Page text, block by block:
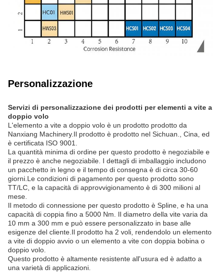
Personalizzazione
Servizi di personalizzazione dei prodotti per elementi a vite a
doppio volo
L'elemento a vite a doppio volo è un prodotto prodotto da
Nanxiang Machinery.Il prodotto è prodotto nel Sichuan., Cina, ed
è certificata ISO 9001.
La quantità minima di ordine per questo prodotto è negoziabile e
il prezzo è anche negoziabile. I dettagli di imballaggio includono
un pacchetto in legno e il tempo di consegna è di circa 30-60
giorni.Le condizioni di pagamento per questo prodotto sono
TT/LC, e la capacità di approvvigionamento è di 300 milioni al
mese.
Il metodo di connessione per questo prodotto è Spline, e ha una
capacità di coppia fino a 5000 Nm. Il diametro della vite varia da
10 mm a 300 mm e può essere personalizzato in base alle
esigenze del cliente.Il prodotto ha 2 voli, rendendolo un elemento
a vite di doppio avvio o un elemento a vite con doppia bobina o
doppio volo.
Questo prodotto è altamente resistente all'usura ed è adatto a
una varietà di applicazioni.